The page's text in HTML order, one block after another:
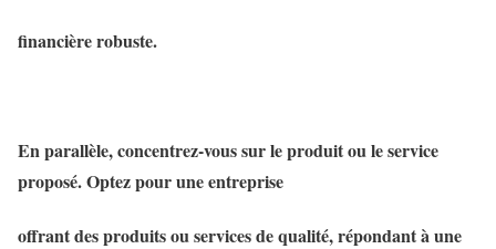
financière robuste.
En parallèle, concentrez-vous sur le produit ou le service
proposé. Optez pour une entreprise
offrant des produits ou services de qualité, répondant à une